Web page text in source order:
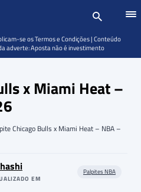
x Miami Heat –
Chicago Bulls x Miami Heat – NBA –
EM
Palpites NBA
se os Termos e Condições | Conteúdo
adverte: Aposta não é investimento